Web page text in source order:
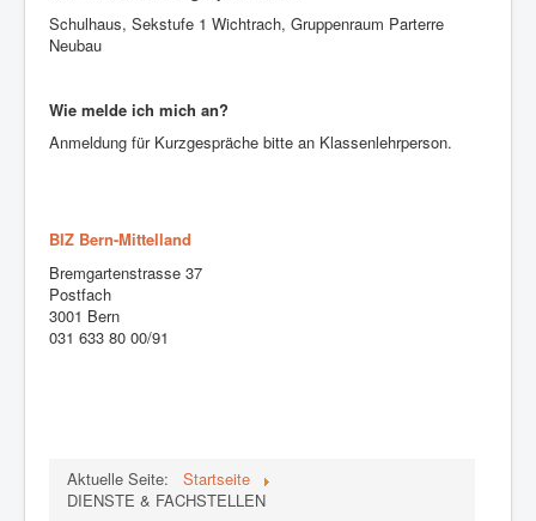
Schulhaus, Sekstufe 1 Wichtrach, Gruppenraum Parterre
Neubau
Wie melde ich mich an?
Anmeldung für Kurzgespräche bitte an Klassenlehrperson.
BIZ Bern-Mittelland
Bremgartenstrasse 37
Postfach
3001 Bern
031 633 80 00/91
Aktuelle Seite:
Startseite
DIENSTE & FACHSTELLEN